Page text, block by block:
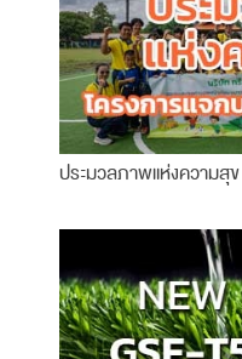
ประมวลภาพแห่งความสุ